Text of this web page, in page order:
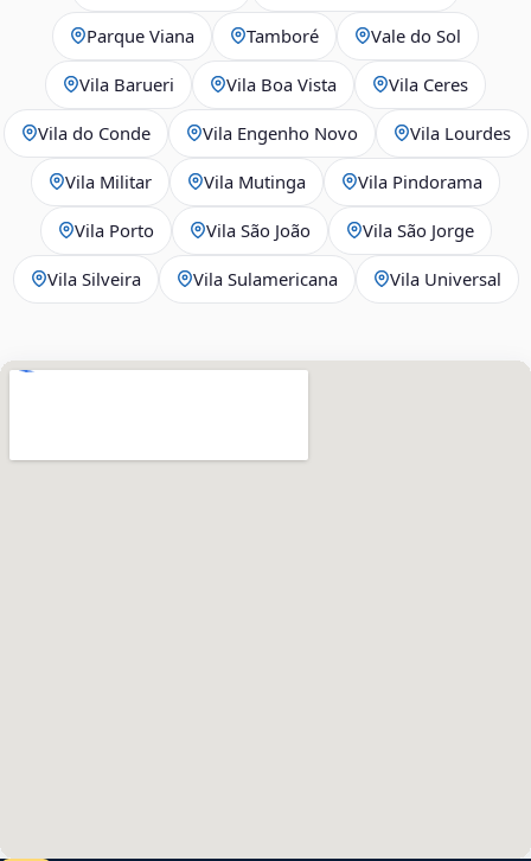
Parque Viana Tamboré Vale do Sol
Vila Barueri Vila Boa Vista Vila Ceres
Vila do Conde Vila Engenho Novo Vila Lourdes
Vila Militar Vila Mutinga Vila Pindorama
Vila Porto Vila São João Vila São Jorge
Vila Silveira Vila Sulamericana Vila Universal